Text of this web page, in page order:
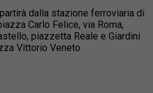
dalla stazione ferroviaria di
Carlo Felice, via Roma,
piazzetta Reale e Giardini
Vittorio Veneto